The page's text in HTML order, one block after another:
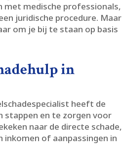
medische professionals,
juridische procedure.​ Maar
om je bij te staan op basis
in
heeft de
stappen en te zorgen voor
naar de directe schade,
of aanpassingen in